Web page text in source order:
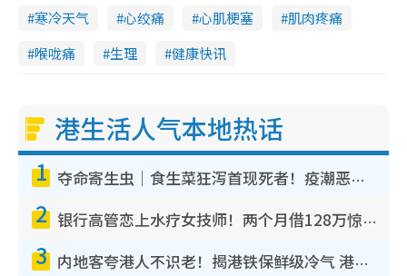
寒冷天气
心绞痛 心肌梗塞
肌肉疼痛
喉咙痛
生理 健康快讯
港生活人气本地热话
1 夺命寄生虫｜食生菜狂泻首现死者！疫潮恶化录1.8万宗病例 揭洗菜3大谬误
2 银行高管恋上水疗女技师！两个月借128万惊觉“沉船”沉落火海 揭背后疑似邪教操控卖淫
3 内地客夸港人不识老！揭港铁保鲜级冷气 港人求放过：别投诉